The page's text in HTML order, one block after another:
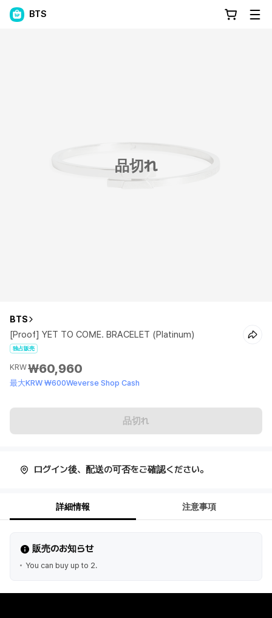
BTS
品切れ
BTS
[Proof] YET TO COME. BRACELET (Platinum)
独占販売
KRW₩60,960
最大KRW ₩600Weverse Shop Cash
品切れ
ログイン後、配送の可否をご確認ください。
詳細情報 注意事項
販売のお知らせ
You can buy up to 2.